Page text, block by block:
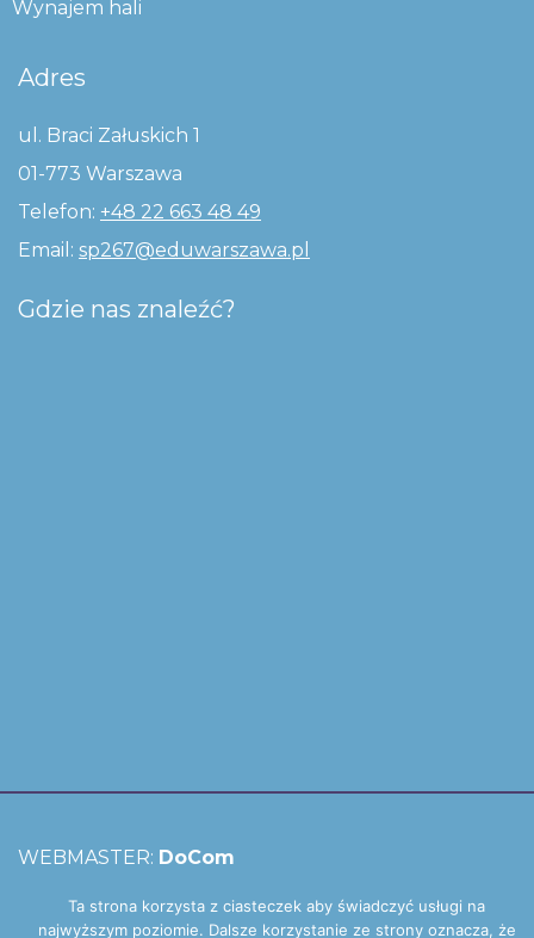
Wynajem hali
Adres
ul. Braci Załuskich 1
01-773 Warszawa
Telefon: +48 22 663 48 49
Email: sp267@eduwarszawa.pl
Gdzie nas znaleźć?
WEBMASTER: DoCom
Ta strona korzysta z ciasteczek aby świadczyć usługi na
najwyższym poziomie. Dalsze korzystanie ze strony oznacza, że